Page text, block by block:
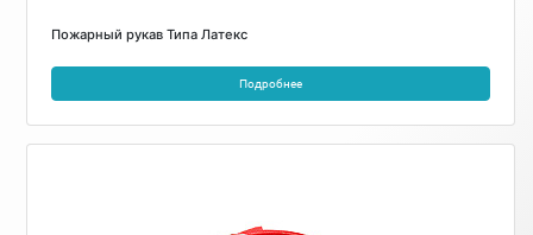
Пожарный рукав Типа Латекс
Подробнее